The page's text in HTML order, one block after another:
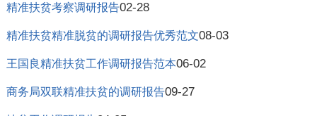
精准扶贫考察调研报告02-28
精准扶贫精准脱贫的调研报告优秀范文08-03
王国良精准扶贫工作调研报告范本06-02
商务局双联精准扶贫的调研报告09-27